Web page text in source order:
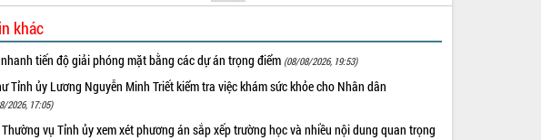
khác
tiến độ giải phóng mặt bằng các dự án trọng điểm (08/08/2026, 19:53)
Tỉnh ủy Lương Nguyễn Minh Triết kiểm tra việc khám sức khỏe cho Nhân dân
2026, 17:05)
vụ Tỉnh ủy xem xét phương án sắp xếp trường học và nhiều nội dung quan trọng